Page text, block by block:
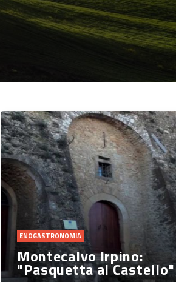
ENOGASTRONOMIA
Montecalvo Irpino:
"Pasquetta al Castello"